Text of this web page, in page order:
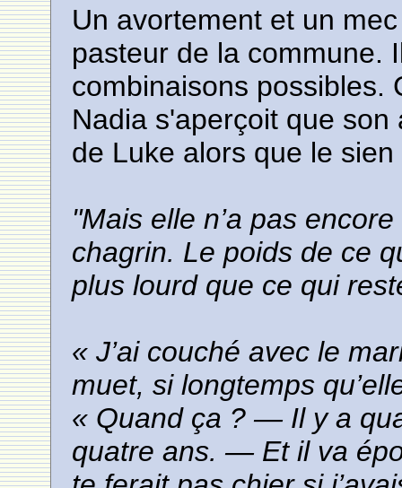
Un avortement et un
pasteur de la commune.
combinaisons possibles.
Nadia s'aperçoit que
de Luke alors que le
"Mais elle n’a pas
chagrin. Le poids de ce
plus lourd que ce qui
« J’ai couché avec le
muet, si longtemps
« Quand ça ? — Il y a
quatre ans. — Et il va